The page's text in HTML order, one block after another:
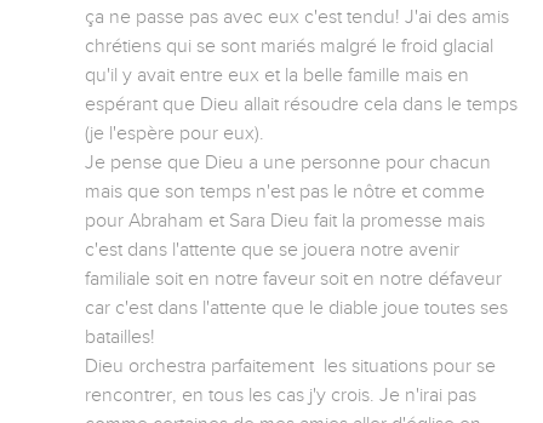
ça ne passe pas avec eux c'est tendu! J'ai des amis
chrétiens qui se sont mariés malgré le froid glacial
qu'il y avait entre eux et la belle famille mais en
espérant que Dieu allait résoudre cela dans le temps
(je l'espère pour eux).
Je pense que Dieu a une personne pour chacun
mais que son temps n'est pas le nôtre et comme
pour Abraham et Sara Dieu fait la promesse mais
c'est dans l'attente que se jouera notre avenir
familiale soit en notre faveur soit en notre défaveur
car c'est dans l'attente que le diable joue toutes ses
batailles!
Dieu orchestra parfaitement  les situations pour se
rencontrer, en tous les cas j'y crois. Je n'irai pas